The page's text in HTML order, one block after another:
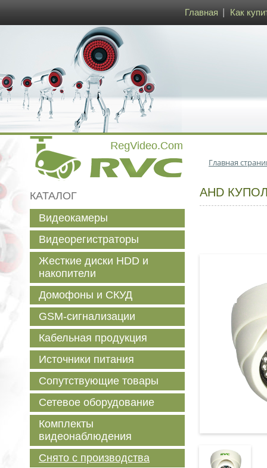
Главная Как
Главная
AHD
КАТАЛОГ
Видеокамеры
Видеорегистраторы
Жесткие диски HDD и
накопители
Домофоны и СКУД
GSM-сигнализации
Кабельная продукция
Источники питания
Сопутствующие товары
Сетевое оборудование
Комплекты
видеонаблюдения
Снято с производства